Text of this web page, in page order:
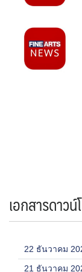
เอกสารดาว
22 ธันวาคม
21 ธันวาคม